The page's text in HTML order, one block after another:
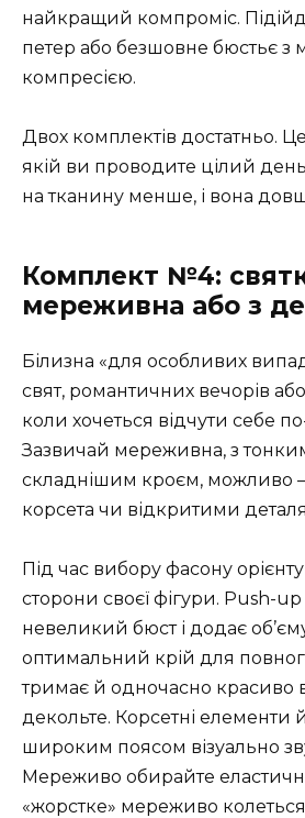
найкращий компроміс.
петер або безшовне бюстьє з
компресією.
Двох комплектів достатньо.
якій ви проводите цілий
на тканину менше, і вона
Комплект №4:
мереживна або з
Білизна «для особливих
свят, романтичних вечорів
коли хочеться відчути себе
Зазвичай мереживна, з
складнішим кроєм, можливо
корсета чи відкритими
Під час вибору фасону
сторони своєї фігури. Push-
невеликий бюст і додає
оптимальний крій для
тримає й одночасно красиво
декольте. Корсетні елементи
широким поясом візуально
Мереживо обирайте
«жорстке» мереживо